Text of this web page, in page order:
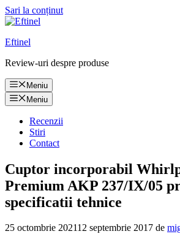
Sari la conținut
Eftinel
Review-uri despre produse
Meniu
Meniu
Recenzii
Stiri
Contact
Cuptor incorporabil
Premium AKP 237/IX/05
specificatii tehnice
25 octombrie 202112 septembrie 2017 de